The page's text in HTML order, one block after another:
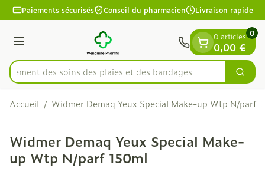
Aller au contenu
1 de 1
Paiements sécurisés Conseil du pharmacien Livraison rapide
Menu
Rechercherdes soins des plaies et des bandages
0 articles
0,00 €
0
Accueil / Widmer Demaq Yeux Special Make-up Wtp N/parf
Widmer Demaq Yeux Special Make-
up Wtp N/parf 150ml